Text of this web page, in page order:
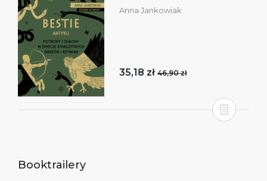
Anna Jankowiak
35,18 zł 46,90 zł
Booktrailery